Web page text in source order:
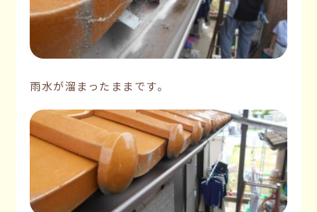
雨水が溜まったままです。